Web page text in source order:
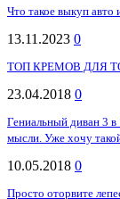
Что такое выкуп авто
13.11.2023 0
ТОП КРЕМОВ ДЛЯ
23.04.2018 0
Гениальный диван 3
мысли. Уже хочу
10.05.2018 0
Просто оторвите